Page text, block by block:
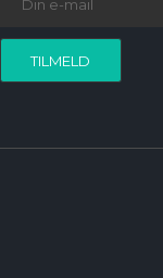
TILMELD